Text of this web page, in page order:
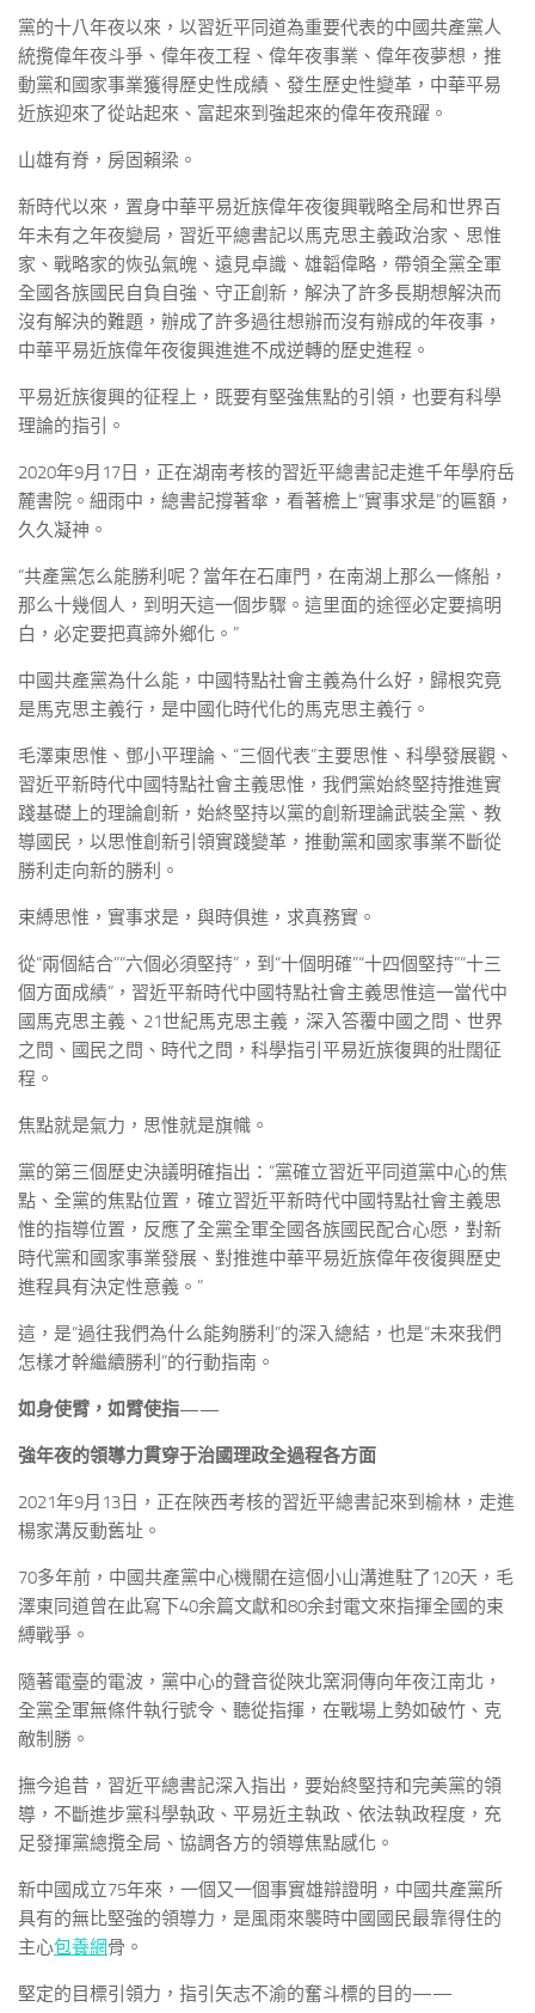
黨的十八年夜以來，以習近平同道為重要代表的中國共產黨人
統攬偉年夜斗爭、偉年夜工程、偉年夜事業、偉年夜夢想，推
動黨和國家事業獲得歷史性成績、發生歷史性變革，中華平易
近族迎來了從站起來、富起來到強起來的偉年夜飛躍。
山雄有脊，房固賴梁。
新時代以來，置身中華平易近族偉年夜復興戰略全局和世界百
年未有之年夜變局，習近平總書記以馬克思主義政治家、思惟
家、戰略家的恢弘氣魄、遠見卓識、雄韜偉略，帶領全黨全軍
全國各族國民自負自強、守正創新，解決了許多長期想解決而
沒有解決的難題，辦成了許多過往想辦而沒有辦成的年夜事，
中華平易近族偉年夜復興進進不成逆轉的歷史進程。
平易近族復興的征程上，既要有堅強焦點的引領，也要有科學
理論的指引。
2020年9月17日，正在湖南考核的習近平總書記走進千年學府岳
麓書院。細雨中，總書記撐著傘，看著檐上“實事求是”的匾額，
久久凝神。
“共產黨怎么能勝利呢？當年在石庫門，在南湖上那么一條船，
那么十幾個人，到明天這一個步驟。這里面的途徑必定要搞明
白，必定要把真諦外鄉化。”
中國共產黨為什么能，中國特點社會主義為什么好，歸根究竟
是馬克思主義行，是中國化時代化的馬克思主義行。
毛澤東思惟、鄧小平理論、“三個代表”主要思惟、科學發展觀、
習近平新時代中國特點社會主義思惟，我們黨始終堅持推進實
踐基礎上的理論創新，始終堅持以黨的創新理論武裝全黨、教
導國民，以思惟創新引領實踐變革，推動黨和國家事業不斷從
勝利走向新的勝利。
束縛思惟，實事求是，與時俱進，求真務實。
從“兩個結合”“六個必須堅持”，到“十個明確”“十四個堅持”“十三
個方面成績”，習近平新時代中國特點社會主義思惟這一當代中
國馬克思主義、21世紀馬克思主義，深入答覆中國之問、世界
之問、國民之問、時代之問，科學指引平易近族復興的壯闊征
程。
焦點就是氣力，思惟就是旗幟。
黨的第三個歷史決議明確指出：“黨確立習近平同道黨中心的焦
點、全黨的焦點位置，確立習近平新時代中國特點社會主義思
惟的指導位置，反應了全黨全軍全國各族國民配合心愿，對新
時代黨和國家事業發展、對推進中華平易近族偉年夜復興歷史
進程具有決定性意義。”
這，是“過往我們為什么能夠勝利”的深入總結，也是“未來我們
怎樣才幹繼續勝利”的行動指南。
如身使臂，如臂使指——
強年夜的領導力貫穿于治國理政全過程各方面
2021年9月13日，正在陜西考核的習近平總書記來到榆林，走進
楊家溝反動舊址。
70多年前，中國共產黨中心機關在這個小山溝進駐了120天，毛
澤東同道曾在此寫下40余篇文獻和80余封電文來指揮全國的束
縛戰爭。
隨著電臺的電波，黨中心的聲音從陜北窯洞傳向年夜江南北，
全黨全軍無條件執行號令、聽從指揮，在戰場上勢如破竹、克
敵制勝。
撫今追昔，習近平總書記深入指出，要始終堅持和完美黨的領
導，不斷進步黨科學執政、平易近主執政、依法執政程度，充
足發揮黨總攬全局、協調各方的領導焦點感化。
新中國成立75年來，一個又一個事實雄辯證明，中國共產黨所
具有的無比堅強的領導力，是風雨來襲時中國國民最靠得住的
主心包養網骨。
堅定的目標引領力，指引矢志不渝的奮斗標的目的——